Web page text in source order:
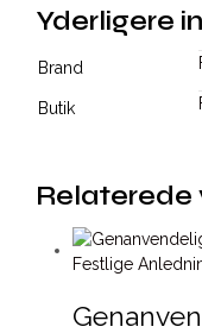
Yderligere
Brand
Butik
Relaterede